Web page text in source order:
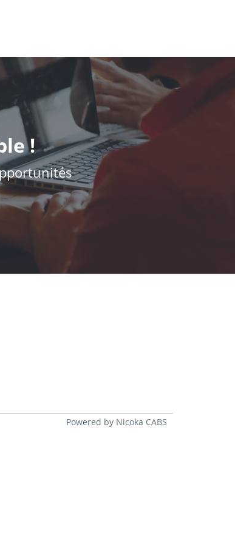
!
Powered by Nicoka CABS